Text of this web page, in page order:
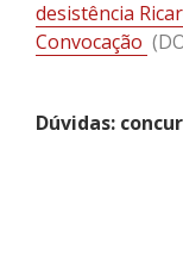
desistência
Convocação
Dúvidas: